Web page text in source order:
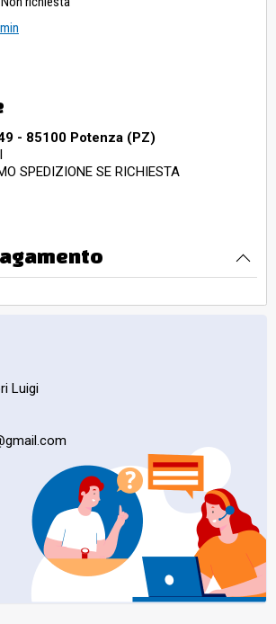
- 85100 Potenza (PZ)
SPEDIZIONE SE RICHIESTA
Luigi